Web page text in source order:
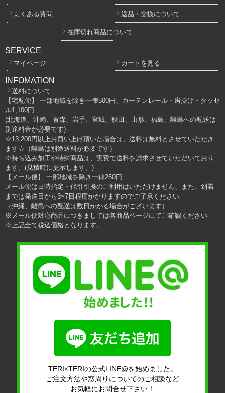
よくある質問 返品・交換について
在庫切れ商品について
SERVICE
マイページ カートを見る
INFOMATION
送料について
【宅配便】 一部地域を除き一律500円、カーテンレール・房掛け・タッセ
ル1,100円
(北海道、沖縄、青森、岩手、宮城、秋田、山形、福島、離島への配送は
別途料金が必要です)
☆13,200円以上お買い上げ頂いた場合は、送料は無料とさせていただき
ます☆（離島は別途送料が必要です）
※持ち込み加工や特殊商品は、実費で送料を請求させていただいており
ます。(見積時に提示します。)
【メール便】 一部地域を除き一律250円
メール便は日時指定・代引引換のご利用はいただけません、また、到着
までは発送日から3~7日程度かかりますのでご了承ください
（沖縄、離島への配送は数日かかる場合がございます）
※メール便対応商品につきましては各商品ページにてご確認ください
※上記全て税込価格となります。
TERI×TERIの公式LINE@を始めました。
ご注文方法や窓周りについてのご相談など
お気軽にお問合せ下さい！